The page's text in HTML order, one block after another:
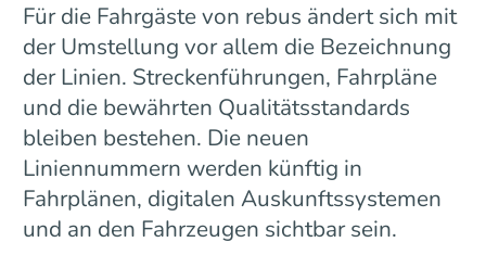
Für die Fahrgäste von rebus ändert sich mit
der Umstellung vor allem die Bezeichnung
der Linien. Streckenführungen, Fahrpläne
und die bewährten Qualitätsstandards
bleiben bestehen. Die neuen
Liniennummern werden künftig in
Fahrplänen, digitalen Auskunftssystemen
und an den Fahrzeugen sichtbar sein.